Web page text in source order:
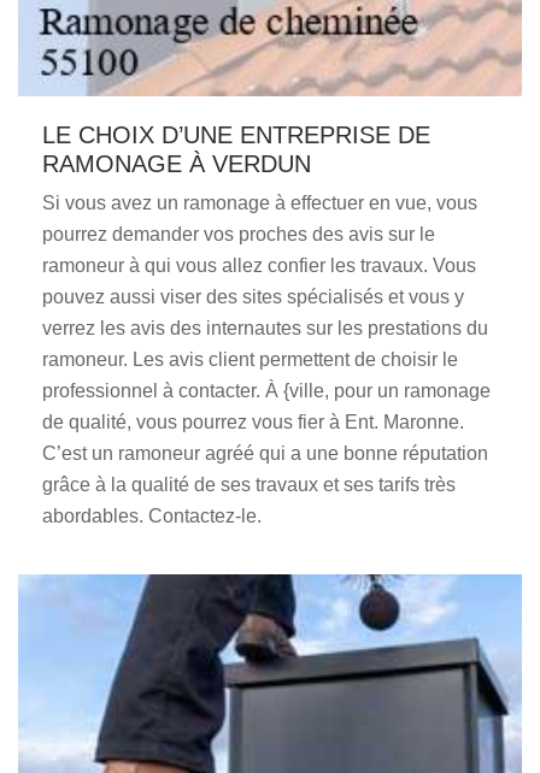
LE CHOIX D’UNE ENTREPRISE DE
RAMONAGE À VERDUN
Si vous avez un ramonage à effectuer en vue, vous
pourrez demander vos proches des avis sur le
ramoneur à qui vous allez confier les travaux. Vous
pouvez aussi viser des sites spécialisés et vous y
verrez les avis des internautes sur les prestations du
ramoneur. Les avis client permettent de choisir le
professionnel à contacter. À {ville, pour un ramonage
de qualité, vous pourrez vous fier à Ent. Maronne.
C’est un ramoneur agréé qui a une bonne réputation
grâce à la qualité de ses travaux et ses tarifs très
abordables. Contactez-le.